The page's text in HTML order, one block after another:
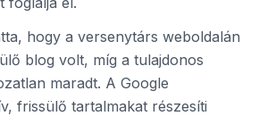
hogy a versenytárs weboldalán
blog volt, míg a tulajdonos
maradt. A Google
frissülő tartalmakat részesíti